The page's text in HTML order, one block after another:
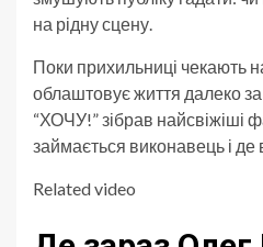
на рідну сцену.
Поки прихильниці чекають
облаштовує життя далеко
“ХОЧУ!” зібрав найсвіжіші
займається виконавець і де
Related video